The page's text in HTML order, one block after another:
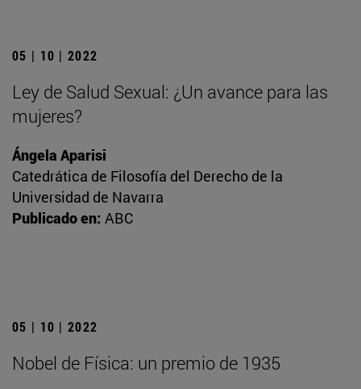
05 | 10 | 2022
Ley de Salud Sexual: ¿Un avance para las
mujeres?
Ángela Aparisi
Catedrática de Filosofía del Derecho de la
Universidad de Navarra
Publicado en: ABC
05 | 10 | 2022
Nobel de Física: un premio de 1935